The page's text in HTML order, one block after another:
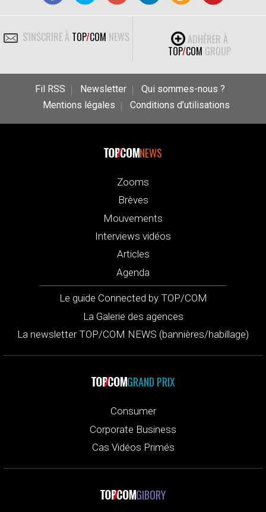
S'INSCRIRE À TOP/COM NEWS
ADHÉRER À
TOP/COM GROUP
Fil RSS Newsletter
Qui sommes-nous ?
Mentions légales
Conditions d’utilisations
NEWS
Zooms
Brèves
Mouvements
Interviews vidéos
Articles
Agenda
Le guide Connected by TOP/COM
La Galerie des agences
La newsletter TOP/COM NEWS (bannières/habillage)
GRAND PRIX
Consumer
Corporate Business
Cas Vidéos Primés
GIBORY